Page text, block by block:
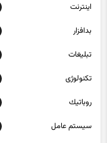
اينترنت
بدافزار
تبلیغات
تکنولوژی
روباتيك
سيستم عامل